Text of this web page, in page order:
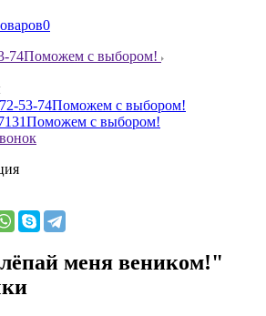
0
74Поможем с выбором!
53-74Поможем с выбором!
Поможем с выбором!
меня веником!"